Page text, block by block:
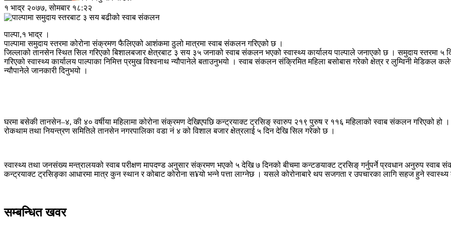
१ भाद्र २०७७, सोमबार १८:२२
पाल्पा,१ भाद्र ।
पाल्पामा समुदाय स्तरमा कोरोना संक्रमण फैलिएको आशंकमा ठुलो मात्रमा स्वाब संकलन गरिएको छ ।
जिल्लाको तानसेन स्थित सिल गरिएको बिशालबजार क्षेत्रबाट ३ सय ३५ जनाको स्वाब संकलन भएको स्वास्थ्य कार्यालय पाल्पाले जनाएको छ । समुदाय स्तरमा ५
गरिएको स्वास्थ्य कार्यालय पाल्पाका निमित्त प्रमुख विश्वनाथ न्यौपानेले बताउनुभयो । स्वाब संकलन संक्रिमित महिला बसोबास गरेको क्षेत्र र लुम्विनी मेडिकल
न्यौपानेले जानकारी दिनुभयो ।
घरमा बसेकी तानसेन–४, की ४० वर्षीया महिलामा कोरोना संक्रमण देखिएपछि कन्ट्रयाक्ट ट्रसिङ् स्वारुप २१९ पुरुष र ११६ महिलाको स्वाब संकलन गरिएको हो
रोकथाम तथा नियन्त्रण समितिले तानसेन नगरपालिका वडा नं ४ को विशाल बजार क्षेत्रलाई ५ दिन देखि सिल गरेको छ ।
स्वास्थ्य तथा जनसंख्य मन्त्रालयको स्वाब परीक्षण मापदण्ड अनुसार संक्रमण भएको ५ देखि ७ दिनको बीचमा कन्टङयाक्ट ट्रसिङ् गर्नुपर्ने प्रवधान अनुरुप स्वाब
कन्ट्रयाक्ट ट्रसिङ्का आधारमा मात्र कुन स्थान र कोबाट कोरोना स¥यो भन्ने पत्ता लाग्नेछ । यसले कोरोनाबारे थप सजगता र उपचारका लागि सहज हुने स्वास्थ्य
सम्बन्धित खवर